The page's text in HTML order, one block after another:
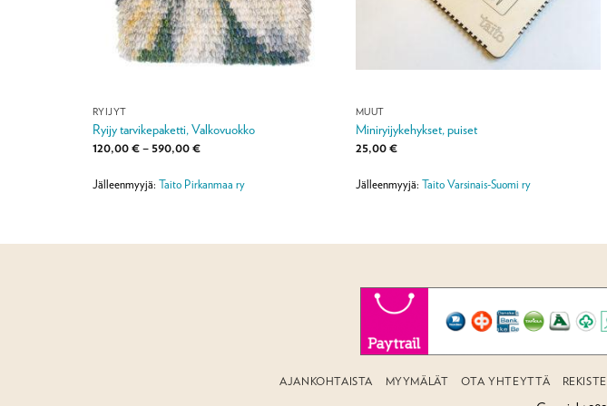
RYIJYT
Ryijy tarvikepaketti, Valkovuokko
120,00€– 590,00€Hintaluokka:
590,00 €
Jälleenmyyjä: Taito Pirkanmaa ry
MUUT
Miniryijykehykset, puiset
25,00€
Jälleenmyyjä: Taito Varsinais-Suomi ry
AJANKOHTAISTA MYYMÄLÄT OTA YHTEYTTÄ